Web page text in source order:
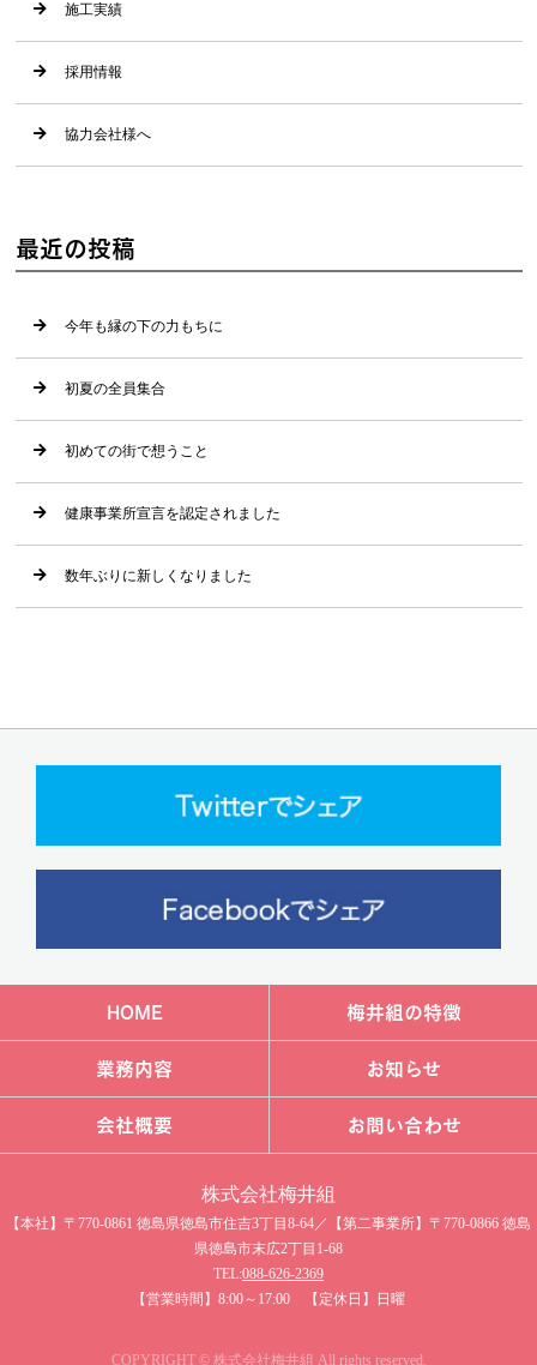
施工実績
採用情報
協力会社様へ
最近の投稿
今年も縁の下の力もちに
初夏の全員集合
初めての街で想うこと
健康事業所宣言を認定されました
数年ぶりに新しくなりました
HOME 梅井組の特徴
業務内容 お知らせ
会社概要 お問い合わせ
株式会社梅井組​
【本社】〒770-0861 徳島県徳島市住吉3丁目8-64／【第二事業所】〒770-0866 徳島
県徳島市末広2丁目1-68
TEL:088-626-2369
【営業時間】8:00～17:00 【定休日】日曜
COPYRIGHT © 株式会社梅井組​ All rights reserved.